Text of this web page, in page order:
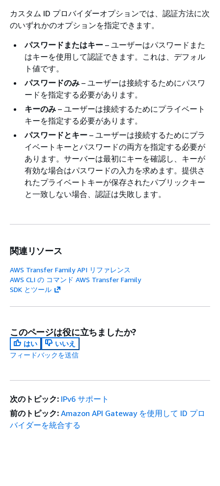
カスタム ID プロバイダーオプションでは、認証方法に次
のいずれかのオプションを指定できます。
パスワードまたはキー – ユーザーはパスワードまた
はキーを使用して認証できます。これは、デフォル
ト値です。
パスワードのみ – ユーザーは接続するためにパスワ
ードを指定する必要があります。
キーのみ – ユーザーは接続するためにプライベート
キーを指定する必要があります。
パスワードとキー – ユーザーは接続するためにプラ
イベートキーとパスワードの両方を指定する必要が
あります。サーバーは最初にキーを確認し、キーが
有効な場合はパスワードの入力を求めます。提供さ
れたプライベートキーが保存されたパブリックキー
と一致しない場合、認証は失敗します。
関連リソース
AWS Transfer Family API リファレンス
AWS CLI の コマンド AWS Transfer Family
SDK とツール
このページは役に立ちましたか?
はい
いいえ
フィードバックを送信
次のトピック: IPv6 サポート
前のトピック: Amazon API Gateway を使用して ID プロ
バイダーを統合する